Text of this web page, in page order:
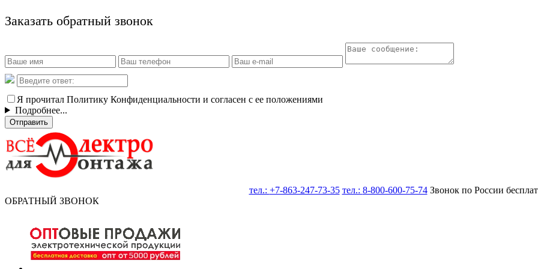
Заказать обратный звонок
Я прочитал Политику Конфиденциальности и согласен с ее положениями
Подробнее...
Отправить
тел.: +7-863-247-73-35 тел.: 8-800-600-75-74Звонок по России
ОБРАТНЫЙ ЗВОНОК